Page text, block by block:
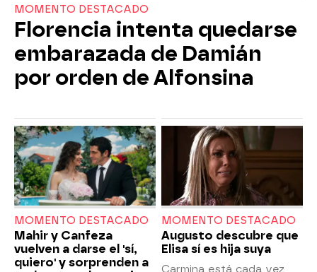
MOMENTO DESTACADO
Florencia intenta quedarse
embarazada de Damián
por orden de Alfonsina
MOMENTO DESTACADO
Mahir y Canfeza
vuelven a darse el 'sí,
quiero' y sorprenden a
MOMENTO DESTACADO
Augusto descubre que
Elisa sí es hija suya
Carmina está cada vez